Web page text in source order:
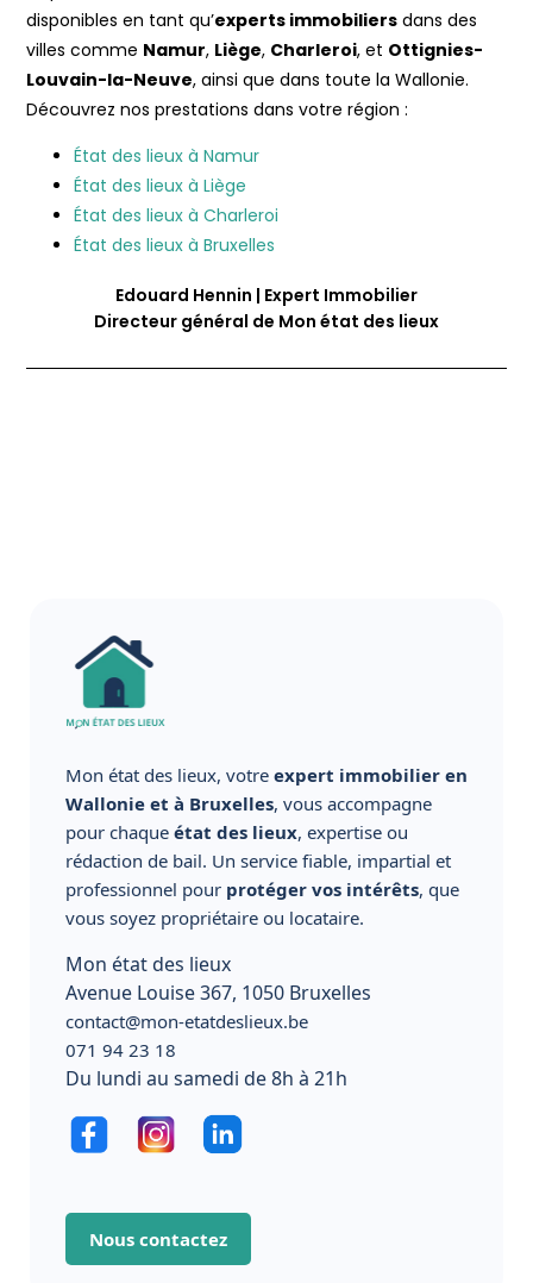
disponibles en tant qu’experts immobiliers dans des
villes comme Namur, Liège, Charleroi, et Ottignies-
Louvain-la-Neuve, ainsi que dans toute la Wallonie.
Découvrez nos prestations dans votre région :
État des lieux à Namur
État des lieux à Liège
État des lieux à Charleroi
État des lieux à Bruxelles
Edouard Hennin | Expert Immobilier
Directeur général de Mon état des lieux
Mon état des lieux, votre expert immobilier en
Wallonie et à Bruxelles, vous accompagne
pour chaque état des lieux, expertise ou
rédaction de bail. Un service fiable, impartial et
professionnel pour protéger vos intérêts, que
vous soyez propriétaire ou locataire.
Mon état des lieux
Avenue Louise 367, 1050 Bruxelles
contact@mon-etatdeslieux.be
071 94 23 18
Du lundi au samedi de 8h à 21h
Nous contactez